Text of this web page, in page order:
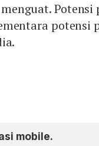
potensi
mobile.